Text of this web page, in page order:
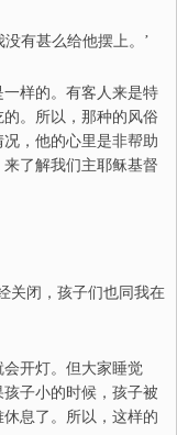
有甚么给他摆上。 ’
样的。有客人来是特
。所以，那种的风俗
，他的心里是非帮助
了解我们主耶稣基督
关闭，孩子们也同我在
开灯。但大家睡觉
子小的时候，孩子被
息了。所以，这样的